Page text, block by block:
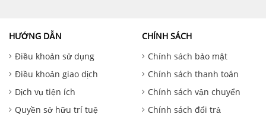
HƯỚNG DẪN
Điều khoản sử dụng
Điều khoản giao dịch
Dịch vụ tiện ích
Quyền sở hữu trí tuệ
CHÍNH SÁCH
Chính sách bảo mật
Chính sách thanh toán
Chính sách vận chuyển
Chính sách đổi trả